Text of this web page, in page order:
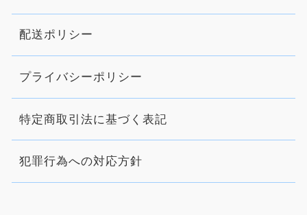
配送ポリシー
プライバシーポリシー
特定商取引法に基づく表記
犯罪行為への対応方針